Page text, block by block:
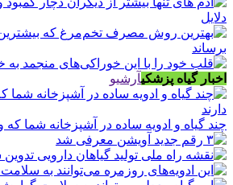
اخبار گیاه پزشکیآرشیو
چند گیاه و ادویه ساده در آشپزخانه شما که